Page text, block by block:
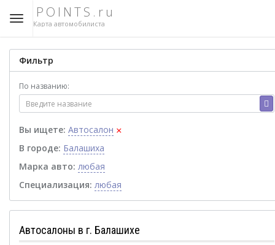
POINTS.ru
Карта автомобилиста
Фильтр
По названию:
Вы ищете: Автосалон ×
В городе: Балашиха
Марка авто: любая
Специализация: любая
Автосалоны в г. Балашихе